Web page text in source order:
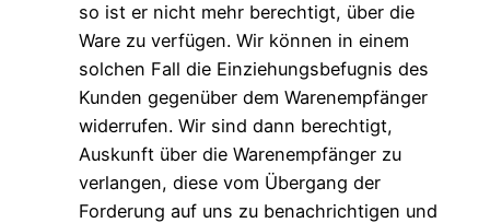
so ist er nicht mehr berechtigt, über die
Ware zu verfügen. Wir können in einem
solchen Fall die Einziehungsbefugnis des
Kunden gegenüber dem Warenempfänger
widerrufen. Wir sind dann berechtigt,
Auskunft über die Warenempfänger zu
verlangen, diese vom Übergang der
Forderung auf uns zu benachrichtigen und